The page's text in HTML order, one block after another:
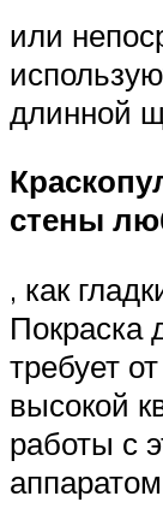
или
длинной
стены
, как
Покраска
требует
высокой
работы с